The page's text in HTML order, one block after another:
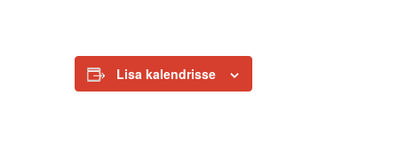
Lisa kalendrisse